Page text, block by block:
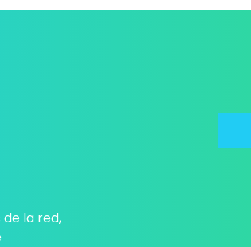
la red,